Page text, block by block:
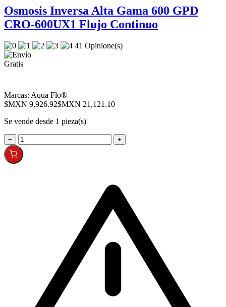
Osmosis Inversa Alta Gama 600 GPD
CRO-600UX1 Flujo Continuo
41 Opinione(s)
Marcas: Aqua Flo®
$MXN 9,926.92$MXN 21,121.10
Se vende desde 1 pieza(s)
− +